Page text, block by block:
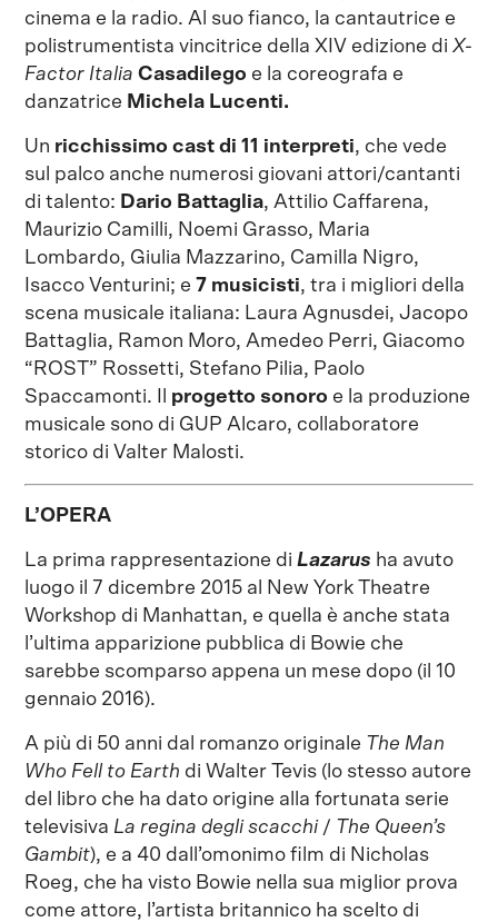
cinema e la radio. Al suo fianco, la cantautrice e
polistrumentista vincitrice della XIV edizione diX-
Factor Italia Casadilego e la coreografa e
danzatrice Michela Lucenti.
Un ricchissimo cast di 11 interpreti, che vede
sul palco anche numerosi giovani attori/cantanti
di talento: Dario Battaglia, Attilio Caffarena,
Maurizio Camilli, Noemi Grasso, Maria
Lombardo, Giulia Mazzarino, Camilla Nigro,
Isacco Venturini; e7 musicisti, tra i migliori della
scena musicale italiana: Laura Agnusdei, Jacopo
Battaglia, Ramon Moro, Amedeo Perri, Giacomo
“ROST” Rossetti, Stefano Pilia, Paolo
Spaccamonti. Il progetto sonoro e la produzione
musicale sono di GUP Alcaro, collaboratore
storico di Valter Malosti.
L’OPERA
La prima rappresentazione diLazarus ha avuto
luogo il 7 dicembre 2015 al New York Theatre
Workshop di Manhattan, e quella è anche stata
l’ultima apparizione pubblica di Bowie che
sarebbe scomparso appena un mese dopo (il 10
gennaio 2016).
A più di 50 anni dal romanzo originale The Man
Who Fell to Earth di Walter Tevis (lo stesso autore
del libro che ha dato origine alla fortunata serie
televisiva La regina degli scacchi/ The Queen’s
Gambit), e a 40 dall’omonimo film di Nicholas
Roeg, che ha visto Bowie nella sua miglior prova
come attore, l’artista britannico ha scelto di